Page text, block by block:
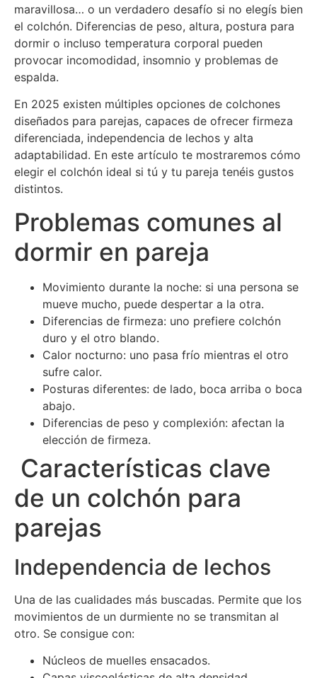
maravillosa… o un verdadero desafío si no elegís bien
el colchón. Diferencias de peso, altura, postura para
dormir o incluso temperatura corporal pueden
provocar incomodidad, insomnio y problemas de
espalda.
En 2025 existen múltiples opciones de colchones
diseñados para parejas, capaces de ofrecer firmeza
diferenciada, independencia de lechos y alta
adaptabilidad. En este artículo te mostraremos cómo
elegir el colchón ideal si tú y tu pareja tenéis gustos
distintos.
Problemas comunes al
dormir en pareja
Movimiento durante la noche: si una persona se
mueve mucho, puede despertar a la otra.
Diferencias de firmeza: uno prefiere colchón
duro y el otro blando.
Calor nocturno: uno pasa frío mientras el otro
sufre calor.
Posturas diferentes: de lado, boca arriba o boca
abajo.
Diferencias de peso y complexión: afectan la
elección de firmeza.
Características clave
de un colchón para
parejas
Independencia de lechos
Una de las cualidades más buscadas. Permite que los
movimientos de un durmiente no se transmitan al
otro. Se consigue con:
Núcleos de muelles ensacados.